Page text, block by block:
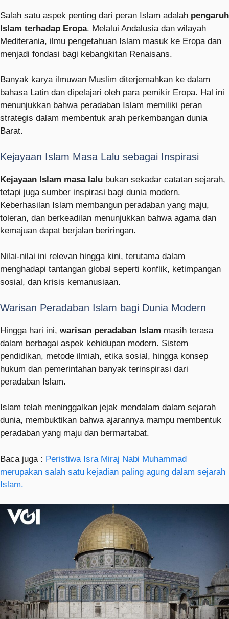
Salah satu aspek penting dari peran Islam adalah pengaruh
Islam terhadap Eropa. Melalui Andalusia dan wilayah
Mediterania, ilmu pengetahuan Islam masuk ke Eropa dan
menjadi fondasi bagi kebangkitan Renaisans.
Banyak karya ilmuwan Muslim diterjemahkan ke dalam
bahasa Latin dan dipelajari oleh para pemikir Eropa. Hal ini
menunjukkan bahwa peradaban Islam memiliki peran
strategis dalam membentuk arah perkembangan dunia
Barat.
Kejayaan Islam Masa Lalu sebagai Inspirasi
Kejayaan Islam masa lalu bukan sekadar catatan sejarah,
tetapi juga sumber inspirasi bagi dunia modern.
Keberhasilan Islam membangun peradaban yang maju,
toleran, dan berkeadilan menunjukkan bahwa agama dan
kemajuan dapat berjalan beriringan.
Nilai-nilai ini relevan hingga kini, terutama dalam
menghadapi tantangan global seperti konflik, ketimpangan
sosial, dan krisis kemanusiaan.
Warisan Peradaban Islam bagi Dunia Modern
Hingga hari ini, warisan peradaban Islam masih terasa
dalam berbagai aspek kehidupan modern. Sistem
pendidikan, metode ilmiah, etika sosial, hingga konsep
hukum dan pemerintahan banyak terinspirasi dari
peradaban Islam.
Islam telah meninggalkan jejak mendalam dalam sejarah
dunia, membuktikan bahwa ajarannya mampu membentuk
peradaban yang maju dan bermartabat.
Baca juga : Peristiwa Isra Miraj Nabi Muhammad
merupakan salah satu kejadian paling agung dalam sejarah
Islam.